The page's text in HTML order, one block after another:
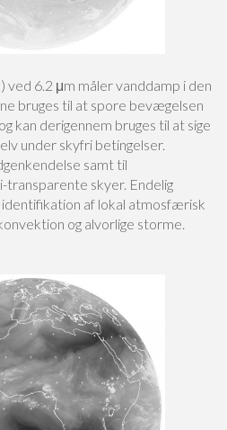
ved 6.2 μm måler vanddamp i den
bruges til at spore bevægelsen
kan derigennem bruges til at sige
under skyfri betingelser.
samt til
skyer. Endelig
identifikation af lokal atmosfærisk
og alvorlige storme.